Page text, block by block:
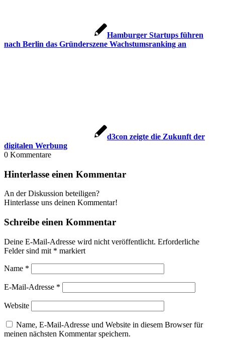
Hamburger Startups führen
nach Berlin das Gründerszene Wachstumsranking an
d3con zeigte die Zukunft der
digitalen Werbung
0 Kommentare
Hinterlasse einen Kommentar
An der Diskussion beteiligen?
Hinterlasse uns deinen Kommentar!
Schreibe einen Kommentar
Deine E-Mail-Adresse wird nicht veröffentlicht. Erforderliche
Felder sind mit * markiert
Name *
E-Mail-Adresse *
Website
Name, E-Mail-Adresse und Website in diesem Browser für
meinen nächsten Kommentar speichern.